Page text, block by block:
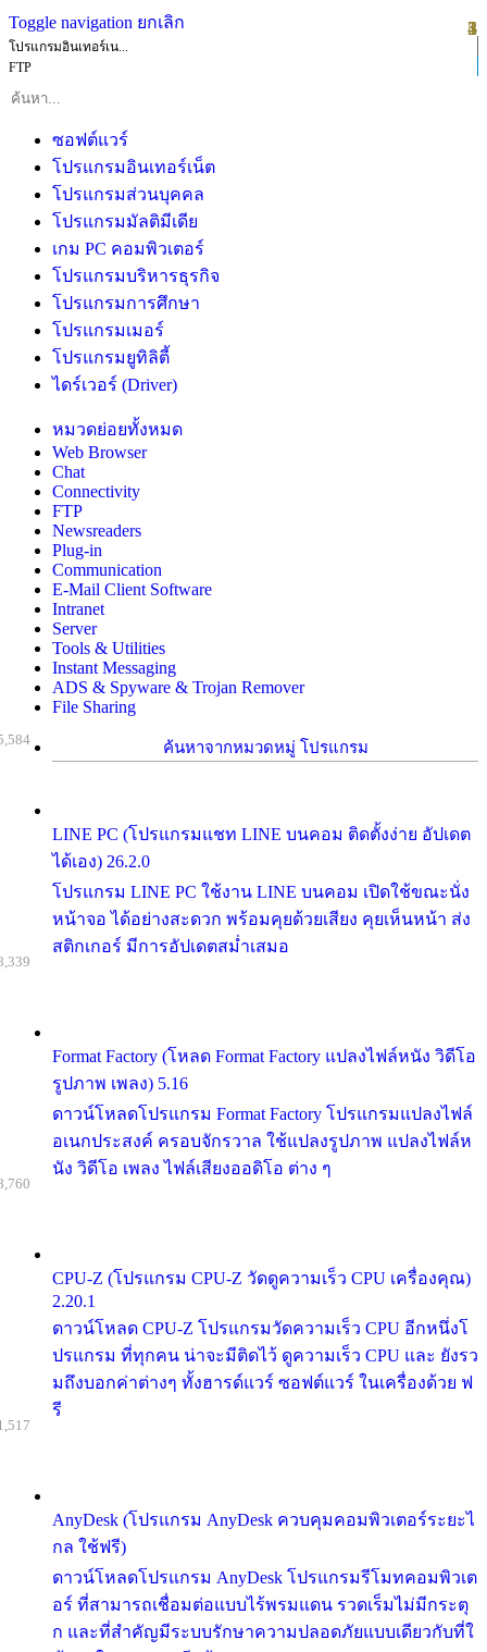
Toggle navigation ยกเลิก
โปรแกรมอินเทอร์เน...
FTP
ซอฟต์แวร์
โปรแกรมอินเทอร์เน็ต
โปรแกรมส่วนบุคคล
โปรแกรมมัลติมีเดีย
เกม PC คอมพิวเตอร์
โปรแกรมบริหารธุรกิจ
โปรแกรมการศึกษา
โปรแกรมเมอร์
โปรแกรมยูทิลิตี้
ไดร์เวอร์ (Driver)
หมวดย่อยทั้งหมด
Web Browser
Chat
Connectivity
FTP
Newsreaders
Plug-in
Communication
E-Mail Client Software
Intranet
Server
Tools & Utilities
Instant Messaging
ADS & Spyware & Trojan Remover
File Sharing
ค้นหาจากหมวดหมู่ โปรแกรม
LINE PC (โปรแกรมแชท LINE บนคอม ติดตั้งง่าย อัปเดต
ได้เอง) 26.2.0
โปรแกรม LINE PC ใช้งาน LINE บนคอม เปิดใช้ขณะนั่ง
หน้าจอ ได้อย่างสะดวก พร้อมคุยด้วยเสียง คุยเห็นหน้า ส่ง
สติกเกอร์ มีการอัปเดตสม่ำเสมอ
Format Factory (โหลด Format Factory แปลงไฟล์หนัง วิดีโอ
รูปภาพ เพลง) 5.16
ดาวน์โหลดโปรแกรม Format Factory โปรแกรมแปลงไฟล์
อเนกประสงค์ ครอบจักรวาล ใช้แปลงรูปภาพ แปลงไฟล์ห
นัง วิดีโอ เพลง ไฟล์เสียงออดิโอ ต่าง ๆ
CPU-Z (โปรแกรม CPU-Z วัดดูความเร็ว CPU เครื่องคุณ)
2.20.1
ดาวน์โหลด CPU-Z โปรแกรมวัดความเร็ว CPU อีกหนึ่งโ
ปรแกรม ที่ทุกคน น่าจะมีติดไว้ ดูความเร็ว CPU และ ยังรว
มถึงบอกค่าต่างๆ ทั้งฮารด์แวร์ ซอฟต์แวร์ ในเครื่องด้วย ฟ
รี
AnyDesk (โปรแกรม AnyDesk ควบคุมคอมพิวเตอร์ระยะไ
กล ใช้ฟรี)
ดาวน์โหลดโปรแกรม AnyDesk โปรแกรมรีโมทคอมพิวเต
อร์ ที่สามารถเชื่อมต่อแบบไร้พรมแดน รวดเร็มไม่มีกระตุ
ก และที่สำคัญมีระบบรักษาความปลอดภัยแบบเดียวกับที่ใ
1
2
3
4
5